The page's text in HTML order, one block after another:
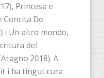
Princesa e
Concita De
i Un altro mondo,
del
2018). A
i ha tingut cura